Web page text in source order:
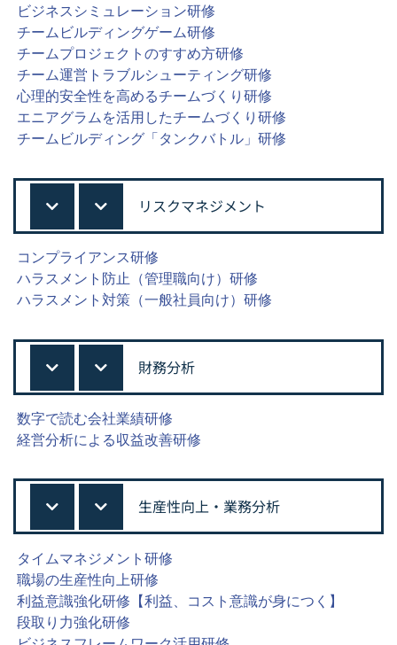
ビジネスシミュレーション研修
チームビルディングゲーム研修
チームプロジェクトのすすめ方研修
チーム運営トラブルシューティング研修
心理的安全性を高めるチームづくり研修
エニアグラムを活用したチームづくり研修
チームビルディング「タンクバトル」研修
リスクマネジメント
コンプライアンス研修
ハラスメント防止（管理職向け）研修
ハラスメント対策（一般社員向け）研修
財務分析
数字で読む会社業績研修
経営分析による収益改善研修
生産性向上・業務分析
タイムマネジメント研修
職場の生産性向上研修
利益意識強化研修【利益、コスト意識が身につく】
段取り力強化研修